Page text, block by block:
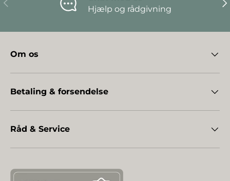
Hjælp og rådgivning
Om os
Betaling & forsendelse
Råd & Service